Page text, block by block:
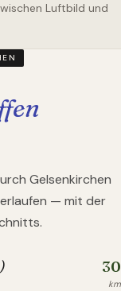
Luftbild und
Gelsenkirchen
— mit der
30
km